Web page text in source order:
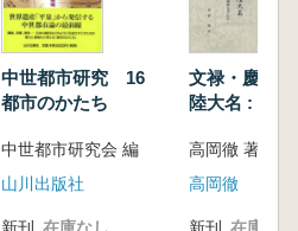
中世都市研究 16
都市のかたち
中世都市研究会 編
山川出版社
新刊 在庫なし
文禄・慶長
陸大名 : 肥前
に
高岡徹 著
高岡徹
新刊 在庫なし